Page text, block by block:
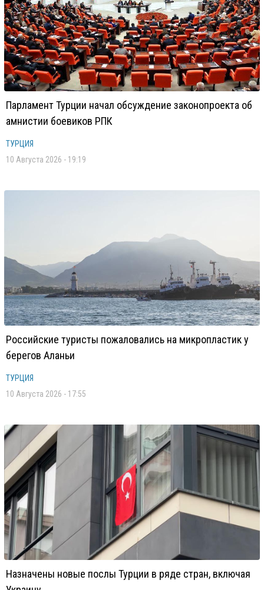
Парламент Турции начал обсуждение законопроекта об
амнистии боевиков РПК
ТУРЦИЯ
10 Августа 2026 - 19:19
Российские туристы пожаловались на микропластик у
берегов Аланьи
ТУРЦИЯ
10 Августа 2026 - 17:55
Назначены новые послы Турции в ряде стран, включая